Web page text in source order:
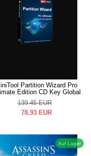
Partition Wizard Pro
Edition CD Key Global
139.45 EUR
78.93 EUR
Auf Lager